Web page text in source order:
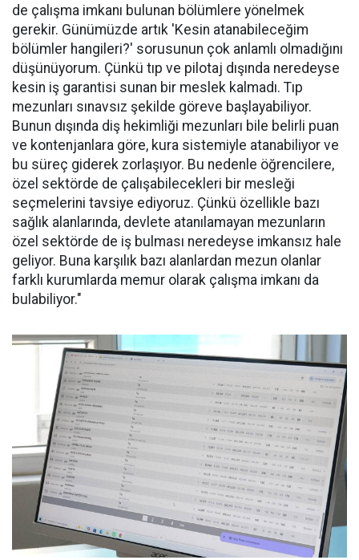
de çalışma imkanı bulunan bölümlere yönelmek
gerekir. Günümüzde artık 'Kesin atanabileceğim
bölümler hangileri?' sorusunun çok anlamlı olmadığını
düşünüyorum. Çünkü tıp ve pilotaj dışında neredeyse
kesin iş garantisi sunan bir meslek kalmadı. Tıp
mezunları sınavsız şekilde göreve başlayabiliyor.
Bunun dışında diş hekimliği mezunları bile belirli puan
ve kontenjanlara göre, kura sistemiyle atanabiliyor ve
bu süreç giderek zorlaşıyor. Bu nedenle öğrencilere,
özel sektörde de çalışabilecekleri bir mesleği
seçmelerini tavsiye ediyoruz. Çünkü özellikle bazı
sağlık alanlarında, devlete atanılamayan mezunların
özel sektörde de iş bulması neredeyse imkansız hale
geliyor. Buna karşılık bazı alanlardan mezun olanlar
farklı kurumlarda memur olarak çalışma imkanı da
bulabiliyor."